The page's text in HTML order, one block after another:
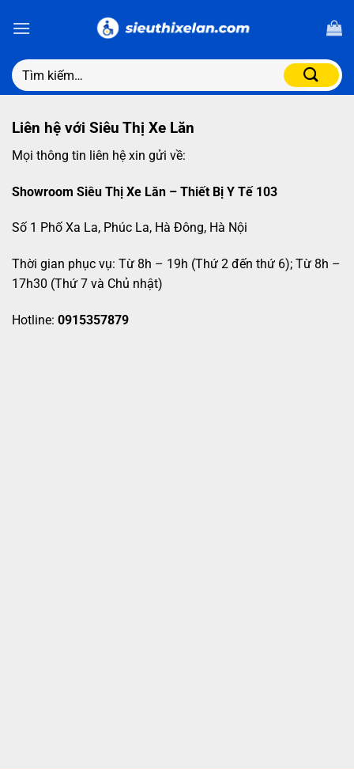
Liên hệ với Siêu Thị Xe Lăn
Mọi thông tin liên hệ xin gửi về:
Showroom Siêu Thị Xe Lăn – Thiết Bị Y Tế 103
Số 1 Phố Xa La, Phúc La, Hà Đông, Hà Nội
Thời gian phục vụ: Từ 8h – 19h (Thứ 2 đến thứ 6); Từ 8h –
17h30 (Thứ 7 và Chủ nhật)
Hotline: 0915357879